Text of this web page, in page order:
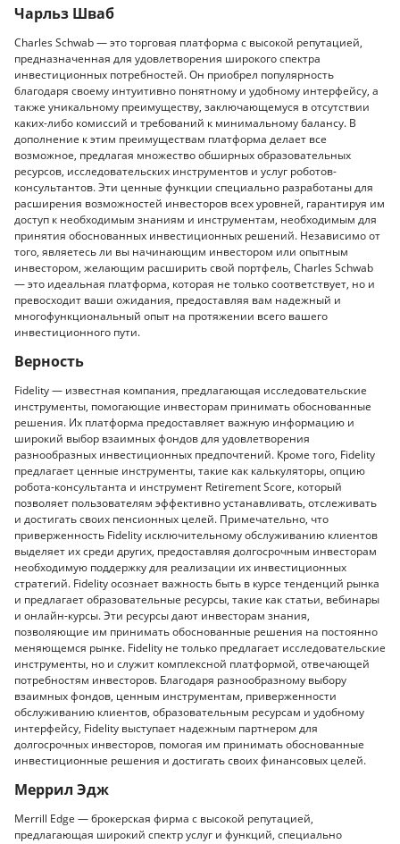
Чарльз Шваб
Charles Schwab — это торговая платформа с высокой репутацией,
предназначенная для удовлетворения широкого спектра
инвестиционных потребностей. Он приобрел популярность
благодаря своему интуитивно понятному и удобному интерфейсу, а
также уникальному преимуществу, заключающемуся в отсутствии
каких-либо комиссий и требований к минимальному балансу. В
дополнение к этим преимуществам платформа делает все
возможное, предлагая множество обширных образовательных
ресурсов, исследовательских инструментов и услуг роботов-
консультантов. Эти ценные функции специально разработаны для
расширения возможностей инвесторов всех уровней, гарантируя им
доступ к необходимым знаниям и инструментам, необходимым для
принятия обоснованных инвестиционных решений. Независимо от
того, являетесь ли вы начинающим инвестором или опытным
инвестором, желающим расширить свой портфель, Charles Schwab
— это идеальная платформа, которая не только соответствует, но и
превосходит ваши ожидания, предоставляя вам надежный и
многофункциональный опыт на протяжении всего вашего
инвестиционного пути.
Верность
Fidelity — известная компания, предлагающая исследовательские
инструменты, помогающие инвесторам принимать обоснованные
решения. Их платформа предоставляет важную информацию и
широкий выбор взаимных фондов для удовлетворения
разнообразных инвестиционных предпочтений. Кроме того, Fidelity
предлагает ценные инструменты, такие как калькуляторы, опцию
робота-консультанта и инструмент Retirement Score, который
позволяет пользователям эффективно устанавливать, отслеживать
и достигать своих пенсионных целей. Примечательно, что
приверженность Fidelity исключительному обслуживанию клиентов
выделяет их среди других, предоставляя долгосрочным инвесторам
необходимую поддержку для реализации их инвестиционных
стратегий. Fidelity осознает важность быть в курсе тенденций рынка
и предлагает образовательные ресурсы, такие как статьи, вебинары
и онлайн-курсы. Эти ресурсы дают инвесторам знания,
позволяющие им принимать обоснованные решения на постоянно
меняющемся рынке. Fidelity не только предлагает исследовательские
инструменты, но и служит комплексной платформой, отвечающей
потребностям инвесторов. Благодаря разнообразному выбору
взаимных фондов, ценным инструментам, приверженности
обслуживанию клиентов, образовательным ресурсам и удобному
интерфейсу, Fidelity выступает надежным партнером для
долгосрочных инвесторов, помогая им принимать обоснованные
инвестиционные решения и достигать своих финансовых целей.
Меррил Эдж
Merrill Edge — брокерская фирма с высокой репутацией,
предлагающая широкий спектр услуг и функций, специально